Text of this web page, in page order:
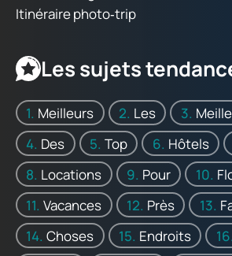
Itinéraire photo‑trip
Les sujets
Meilleurs Les
Des
Top Hôtels
Locations
Pour
Vacances
Près
Choses
Endroits